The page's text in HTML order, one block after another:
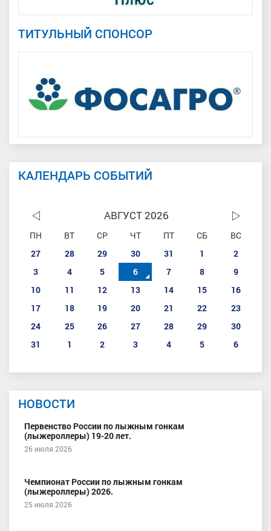
ТИТУЛЬНЫЙ СПОНСОР
КАЛЕНДАРЬ СОБЫТИЙ
АВГУСТ 2026
ПН ВТ СР ЧТ ПТ СБ
ВС
27
28 29 30 31 1
2
3
4 5 6 7 8
9
10
11 12 13 14 15
16
17
18 19 20 21 22
23
24
25 26 27 28 29
30
31
1 2 3 4 5 6
НОВОСТИ
Первенство России по лыжным гонкам
(лыжероллеры) 19-20 лет.
26 июля 2026
Чемпионат России по лыжным гонкам
(лыжероллеры) 2026.
25 июля 2026